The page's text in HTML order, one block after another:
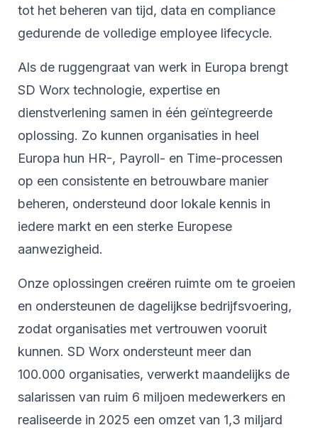
tot het beheren van tijd, data en compliance
gedurende de volledige employee lifecycle.
Als de ruggengraat van werk in Europa brengt
SD Worx technologie, expertise en
dienstverlening samen in één geïntegreerde
oplossing. Zo kunnen organisaties in heel
Europa hun HR-, Payroll- en Time-processen
op een consistente en betrouwbare manier
beheren, ondersteund door lokale kennis in
iedere markt en een sterke Europese
aanwezigheid.
Onze oplossingen creëren ruimte om te groeien
en ondersteunen de dagelijkse bedrijfsvoering,
zodat organisaties met vertrouwen vooruit
kunnen. SD Worx ondersteunt meer dan
100.000 organisaties, verwerkt maandelijks de
salarissen van ruim 6 miljoen medewerkers en
realiseerde in 2025 een omzet van 1,3 miljard